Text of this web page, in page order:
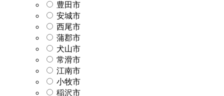
豊田市
安城市
西尾市
蒲郡市
犬山市
常滑市
江南市
小牧市
稲沢市